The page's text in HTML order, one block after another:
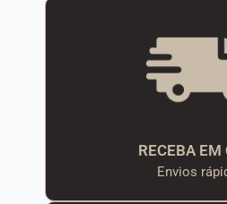
RECEBA EM
Envios